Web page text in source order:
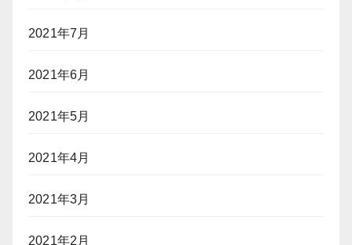
2021年7月
2021年6月
2021年5月
2021年4月
2021年3月
2021年2月